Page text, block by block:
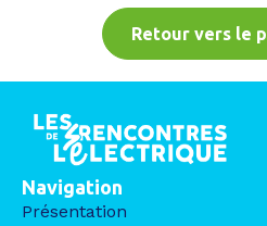
Retour vers le
Navigation
Présentation